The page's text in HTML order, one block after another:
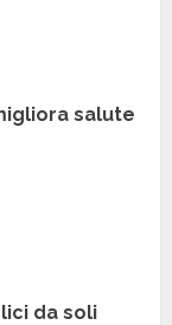
salute
da soli